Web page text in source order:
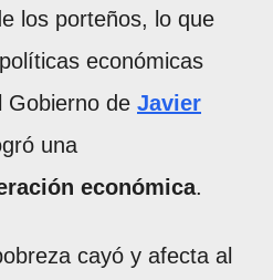
los porteños, lo que
económicas
Gobierno de Javier
una
económica.
cayó y afecta al